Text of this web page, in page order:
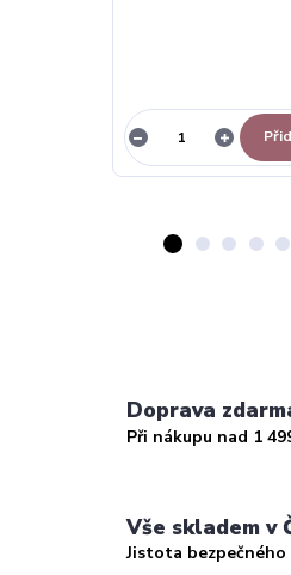
Doprava
Při nákupu nad 1
Vše skladem v
Jistota bezpečného